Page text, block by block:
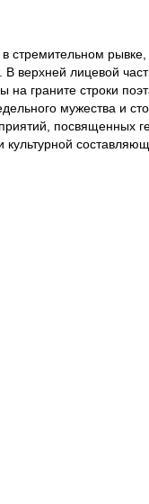
стремительном
верхней лицевой
граните строки
мужества и
посвященных
культурной